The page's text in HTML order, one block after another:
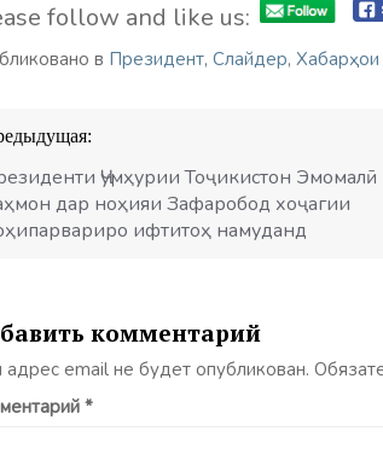
follow and like us:
в Президент, Слайдер, Хабарҳои
Ҷумҳурии Тоҷикистон Эмомалӣ
дар ноҳияи Зафаробод хоҷагии
ифтитоҳ намуданд
комментарий
email не будет опубликован.
*